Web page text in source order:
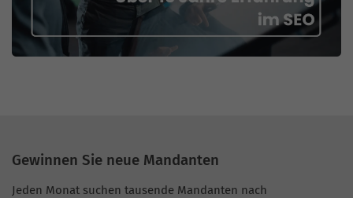
Gewinnen Sie neue Mandanten
Jeden Monat suchen tausende Mandanten nach